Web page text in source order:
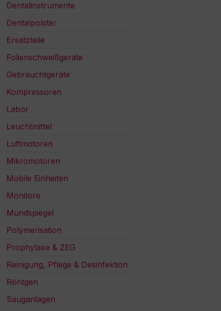
Dentalinstrumente
Dentalpolster
Ersatzteile
Folienschweißgeräte
Gebrauchtgeräte
Kompressoren
Labor
Leuchtmittel
Luftmotoren
Mikromotoren
Mobile Einheiten
Monitore
Mundspiegel
Polymerisation
Prophylaxe & ZEG
Reinigung, Pflege & Desinfektion
Röntgen
Sauganlagen